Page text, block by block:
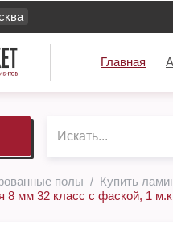
Главная
полы Купить
8 мм 32 класс с фаской, 1